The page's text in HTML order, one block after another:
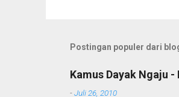
Postingan populer dari
Kamus Dayak Ngaju -
-Juli 26, 2010